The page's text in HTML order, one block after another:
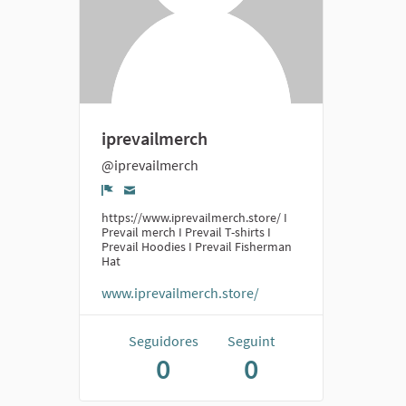
iprevailmerch
@iprevailmerch
Denúncia
https://www.iprevailmerch.store/ I
Prevail merch I Prevail T-shirts I
Prevail Hoodies I Prevail Fisherman
Hat
www.iprevailmerch.store/
Seguidores
0
Seguint
0